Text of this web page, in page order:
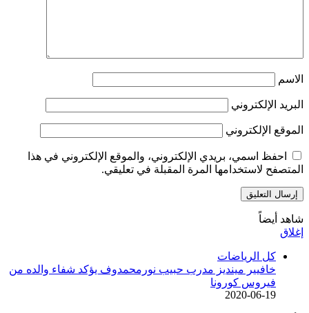
الاسم
البريد الإلكتروني
الموقع الإلكتروني
احفظ اسمي، بريدي الإلكتروني، والموقع الإلكتروني في هذا
المتصفح لاستخدامها المرة المقبلة في تعليقي.
شاهد أيضاً
إغلاق
كل الرياضات
خافيير مينديز مدرب حبيب نورمحمدوف يؤكد شفاء والده من
فيروس كورونا
2020-06-19